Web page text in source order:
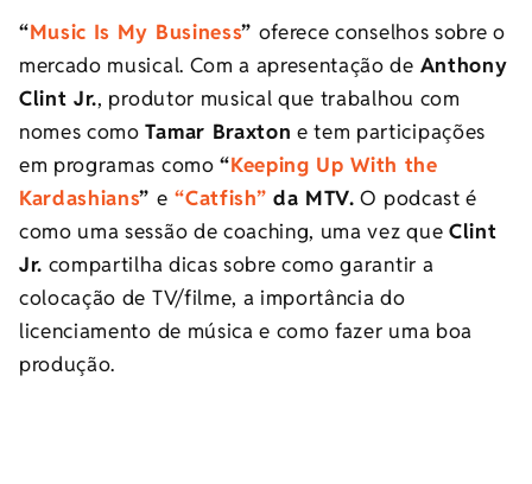
“Music Is My Business” oferece conselhos sobre o
mercado musical. Com a apresentação de Anthony
Clint Jr., produtor musical que trabalhou com
nomes comoTamar Braxton e tem participações
em programas como“Keeping Up With the
Kardashians” e “Catfish” da MTV. O podcast é
como uma sessão de coaching, uma vez que Clint
Jr. compartilha dicas sobre como garantir a
colocação de TV/filme, a importância do
licenciamento de música e como fazer uma boa
produção.